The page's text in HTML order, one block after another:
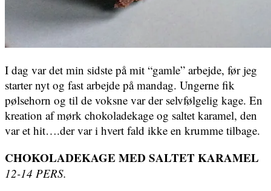
I dag var det min sidste på mit “gamle” arbejde, før jeg
starter nyt og fast arbejde på mandag. Ungerne fik
pølsehorn og til de voksne var der selvfølgelig kage. En
kreation af mørk chokoladekage og saltet karamel, den
var et hit….der var i hvert fald ikke en krumme tilbage.
CHOKOLADEKAGE MED SALTET KARAMEL
12-14 PERS.